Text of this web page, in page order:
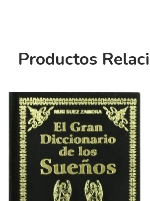
Productos